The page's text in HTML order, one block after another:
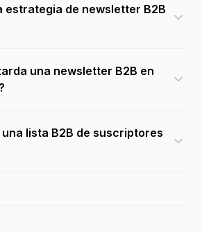
estrategia de newsletter B2B
una newsletter B2B en
lista B2B de suscriptores